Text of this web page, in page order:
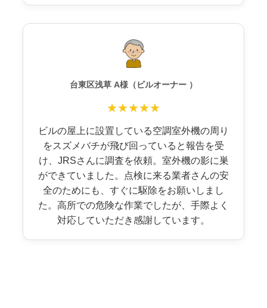
台東区浅草 A様（ビルオーナー ）
★★★★★
ビルの屋上に設置している空調室外機の周り
をスズメバチが飛び回っていると報告を受
け、JRSさんに調査を依頼。室外機の影に巣
ができていました。点検に来る業者さんの安
全のためにも、すぐに駆除をお願いしまし
た。高所での危険な作業でしたが、手際よく
対応していただき感謝しています。